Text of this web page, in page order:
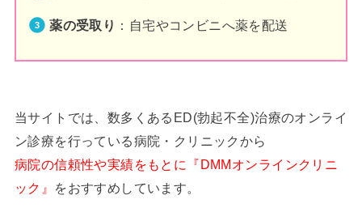
薬の受取り ：自宅やコンビニへ薬を配送
当サイトでは、数多くあるED(勃起不全)治療のオンライ
ン診療を行っている病院・クリニックから
病院の信頼性や実績をもとに『DMMオンラインクリニ
ック』
をおすすめしています。